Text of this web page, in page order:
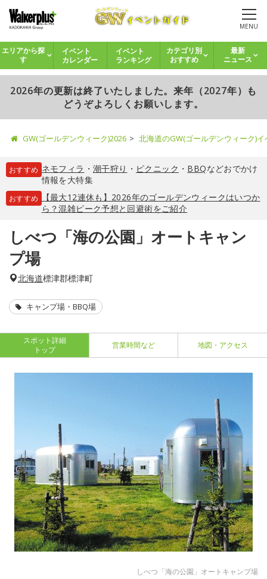
MENU
エリアから探
す
イベント
カレンダー
イベント
ランキング
カテゴリ別
おすすめ
最新
ニュース
2026年の更新は終了いたしました。来年（2027年）も
どうぞよろしくお願いします。
GW(ゴールデンウィーク)2026 北海道のGW(ゴールデンウィーク)
おすすめ ネモフィラ ・ 潮干狩り ・ ピクニック ・ BBQなどおでかけ
情報を大特集
おすすめ
【最大12連休も】2026年のゴールデンウィークはいつか
ら？混雑ピーク予想と回避術をご紹介
しべつ「海の公園」オートキャン
プ場
北海道標津郡標津町
キャンプ場・BBQ場
スポット詳細
トップ
営業時間など 地図・アクセス
しべつ「海の公園」オートキャンプ場